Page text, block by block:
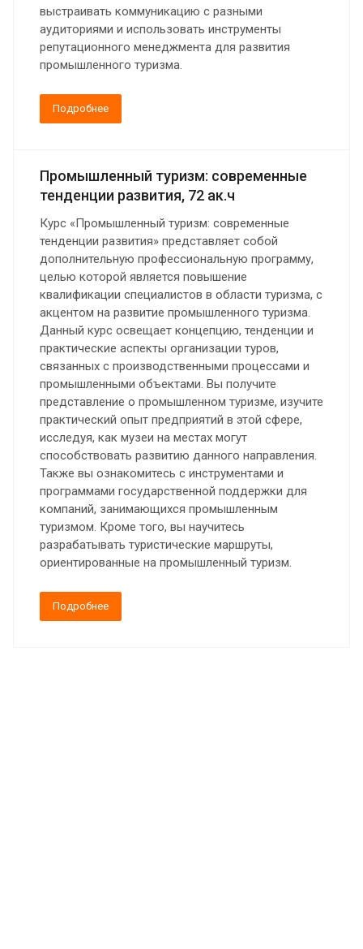
выстраивать коммуникацию с разными
аудиториями и использовать инструменты
репутационного менеджмента для развития
промышленного туризма.
Подробнее
Промышленный туризм: современные
тенденции развития, 72 ак.ч
Курс «Промышленный туризм: современные
тенденции развития» представляет собой
дополнительную профессиональную программу,
целью которой является повышение
квалификации специалистов в области туризма, с
акцентом на развитие промышленного туризма.
Данный курс освещает концепцию, тенденции и
практические аспекты организации туров,
связанных с производственными процессами и
промышленными объектами. Вы получите
представление о промышленном туризме, изучите
практический опыт предприятий в этой сфере,
исследуя, как музеи на местах могут
способствовать развитию данного направления.
Также вы ознакомитесь с инструментами и
программами государственной поддержки для
компаний, занимающихся промышленным
туризмом. Кроме того, вы научитесь
разрабатывать туристические маршруты,
ориентированные на промышленный туризм.
Подробнее